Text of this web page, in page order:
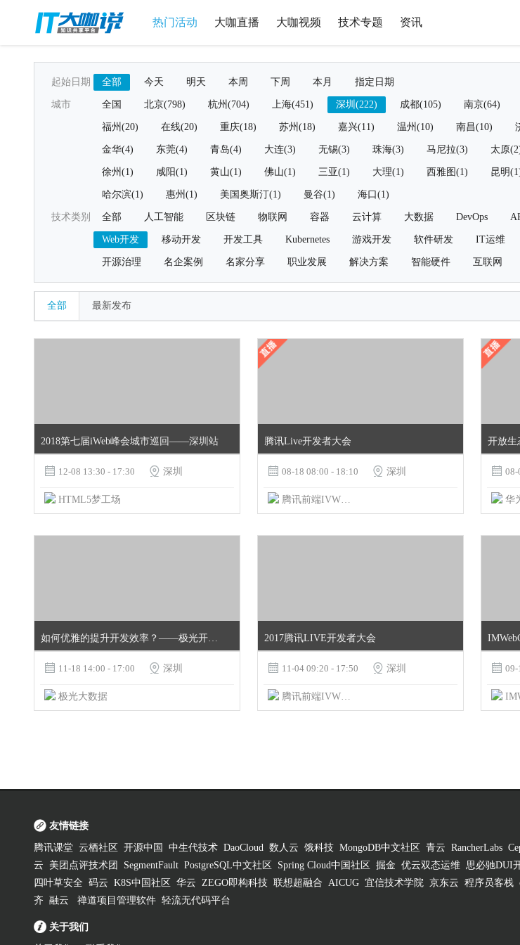
热门活动 大咖直播 大咖视频 技术专题 资讯
起始日期 全部 今天 明天 本周 下周 本月 指定日期
城市 全国 北京(798) 杭州(704) 上海(451) 深圳(222) 成都(105) 南京(64)
福州(20) 在线(20) 重庆(18) 苏州(18) 嘉兴(11) 温州(10) 南昌(10)
金华(4) 东莞(4) 青岛(4) 大连(3) 无锡(3) 珠海(3) 马尼拉(3) 太原
徐州(1) 咸阳(1) 黄山(1) 佛山(1) 三亚(1) 大理(1) 西雅图(1) 昆明
哈尔滨(1) 惠州(1) 美国奥斯汀(1) 曼谷(1) 海口(1)
技术类别 全部 人工智能 区块链 物联网 容器 云计算 大数据 DevOps
Web开发 移动开发 开发工具 Kubernetes 游戏开发 软件研发 IT运维
开源治理 名企案例 名家分享 职业发展 解决方案 智能硬件 互联网
全部 最新发布
2018第七届iWeb峰会城市巡回——深圳站
 12-08 13:30 - 17:30  深圳
HTML5梦工场
腾讯Live开发者大会
 08-18 08:00 - 18:10  深圳  08-
华
如何优雅的提升开发效率？——极光开发者沙龙JIGUANG MEETUP
 11-18 14:00 - 17:00  深圳
极光大数据
2017腾讯LIVE开发者大会
 11-04 09:20 - 17:50  深圳  09-
友情链接
腾讯课堂 云栖社区 开源中国 中生代技术 DaoCloud 数人云 饿科技 MongoDB中文社区 青云 RancherLabs
云
美团点评技术团 SegmentFault PostgreSQL中文社区 Spring Cloud中国社区 掘金 优云双态运维 思必驰DUI
四叶草安全 码云 K8S中国社区 华云 ZEGO即构科技 联想超融合 AICUG 宜信技术学院 京东云 程序员客栈
齐 融云 禅道项目管理软件 轻流无代码平台
关于我们